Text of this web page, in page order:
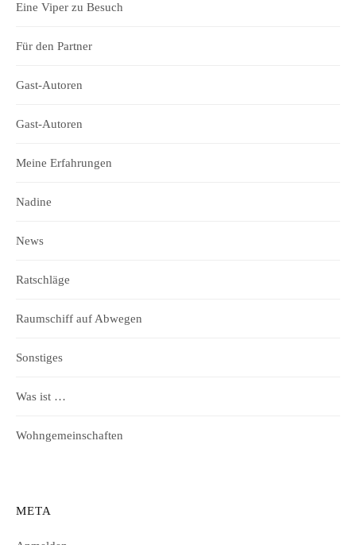
Eine Viper zu Besuch
Für den Partner
Gast-Autoren
Gast-Autoren
Meine Erfahrungen
Nadine
News
Ratschläge
Raumschiff auf Abwegen
Sonstiges
Was ist …
Wohngemeinschaften
META